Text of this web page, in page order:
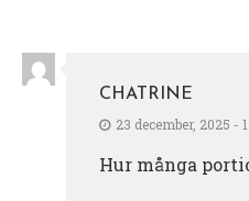
CHATRINE
23 december, 2025 -
Hur många